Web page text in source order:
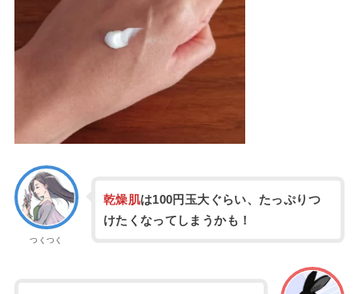
つくつく
乾燥肌は100円玉大ぐらい、たっぷりつ
けたくなってしまうかも！